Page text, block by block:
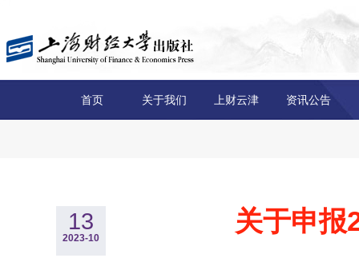
首页 关于我们 上财云津 资讯公告
13
2023-10
关于申报